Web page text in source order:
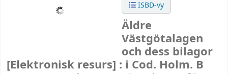
ISBD-vy
Äldre
Västgötalagen
och dess bilagor
[Elektronisk resurs] : i Cod. Holm. B